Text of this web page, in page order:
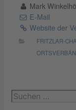
Mark
E-Mail
Website der
FRITZLAR-
Suchen
nach: